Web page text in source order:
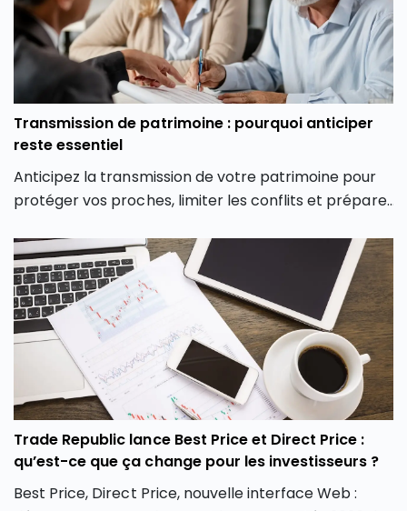
Transmission de patrimoine : pourquoi anticiper
reste essentiel
Anticipez la transmission de votre patrimoine pour
protéger vos proches, limiter les conflits et préparer
Trade Republic lance Best Price et Direct Price :
qu’est-ce que ça change pour les investisseurs ?
Best Price, Direct Price, nouvelle interface Web :